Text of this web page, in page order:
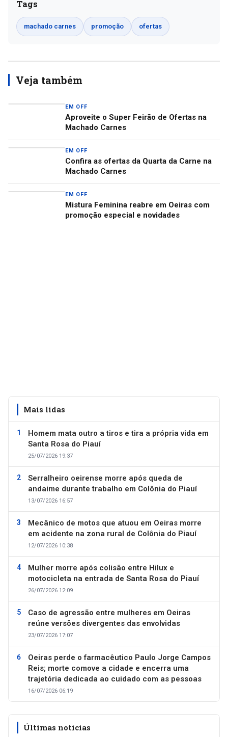
Tags
machado carnes promoção ofertas
Veja também
EM OFF
Aproveite o Super Feirão de Ofertas na
Machado Carnes
EM OFF
Confira as ofertas da Quarta da Carne na
Machado Carnes
EM OFF
Mistura Feminina reabre em Oeiras com
promoção especial e novidades
Mais lidas
Homem mata outro a tiros e tira a própria vida em
Santa Rosa do Piauí
25/07/2026 19:37
Serralheiro oeirense morre após queda de
andaime durante trabalho em Colônia do Piauí
13/07/2026 16:57
Mecânico de motos que atuou em Oeiras morre
em acidente na zona rural de Colônia do Piauí
12/07/2026 10:38
Mulher morre após colisão entre Hilux e
motocicleta na entrada de Santa Rosa do Piauí
26/07/2026 12:09
Caso de agressão entre mulheres em Oeiras
reúne versões divergentes das envolvidas
23/07/2026 17:07
Oeiras perde o farmacêutico Paulo Jorge Campos
Reis; morte comove a cidade e encerra uma
trajetória dedicada ao cuidado com as pessoas
16/07/2026 06:19
Últimas notícias